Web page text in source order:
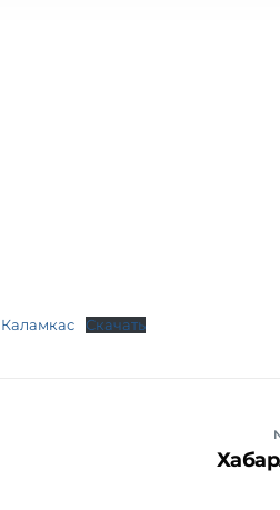
Скачать